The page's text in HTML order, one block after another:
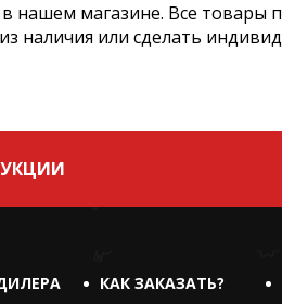
нашем магазине. Все товары
наличия или сделать
КАК ЗАКАЗАТЬ?